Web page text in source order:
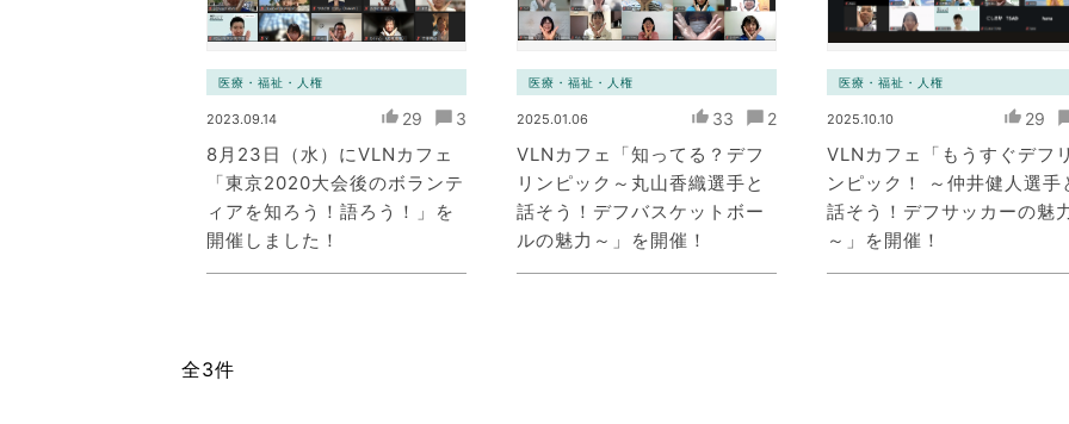
医療・福祉・人権
2023.09.14 29 3
8月23日（水）にVLNカフェ
「東京2020大会後のボランテ
ィアを知ろう！語ろう！」を
開催しました！
医療・福祉・人権
2025.01.06 33 2
VLNカフェ「知ってる？デフ
リンピック～丸山香織選手と
話そう！デフバスケットボー
ルの魅力～」を開催！
医療・福祉・人権
2025.10.10 29
VLNカフェ「もうすぐデフリ
ンピック！ ～仲井健人選手
話そう！デフサッカーの魅
～」を開催！
全3件